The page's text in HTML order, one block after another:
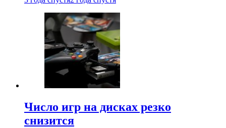
Число игр на дисках резко
снизится